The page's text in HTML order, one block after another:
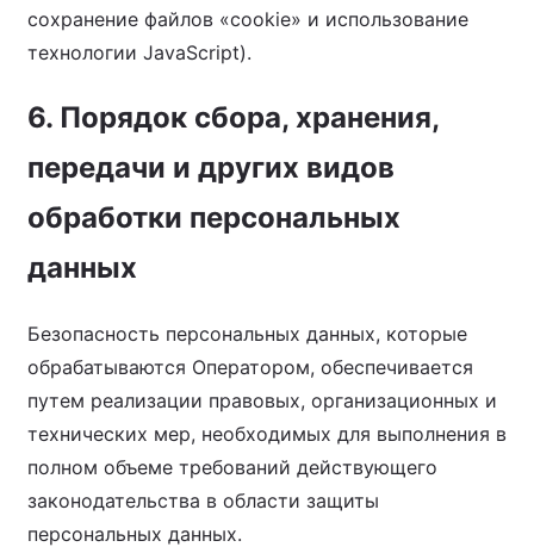
сохранение файлов «cookie» и использование
технологии JavaScript).
6. Порядок сбора, хранения,
передачи и других видов
обработки персональных
данных
Безопасность персональных данных, которые
обрабатываются Оператором, обеспечивается
путем реализации правовых, организационных и
технических мер, необходимых для выполнения в
полном объеме требований действующего
законодательства в области защиты
персональных данных.